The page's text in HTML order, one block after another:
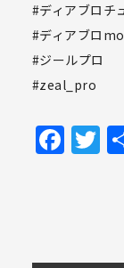
#ディアブロチ
#ディアブロ
#ジールプロ
#zeal_pro